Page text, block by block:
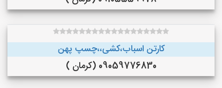
کارتن اسباب،کشی،،چسپ پهن
09059776830 (کرمان )